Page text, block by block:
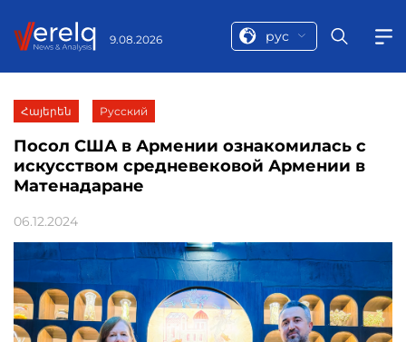
9.08.2026 рус
Հայերեն Русский
Посол США в Армении ознакомилась с
искусством средневековой Армении в
Матенадаране
06.12.2024